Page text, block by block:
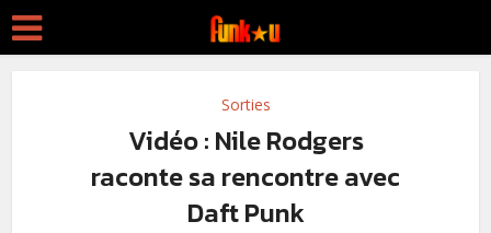
Sorties
Vidéo : Nile Rodgers
raconte sa rencontre avec
Daft Punk